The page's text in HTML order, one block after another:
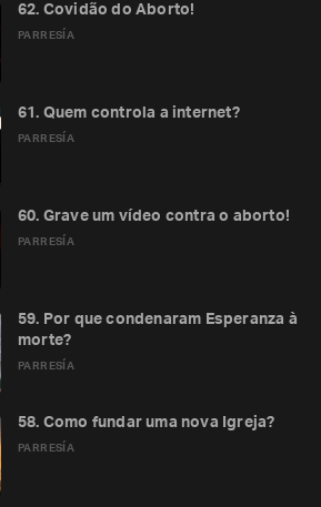
PARRESÍA
62. Covidão do Aborto!
PARRESÍA
61. Quem controla a internet?
PARRESÍA
60. Grave um vídeo contra o aborto!
PARRESÍA
59. Por que condenaram Esperanza à
morte?
PARRESÍA
58. Como fundar uma nova Igreja?